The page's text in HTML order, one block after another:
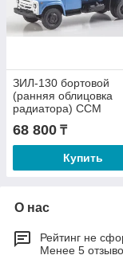
ЗИЛ-130 бортовой
(ранняя облицовка
радиатора) ССМ
68 800 ₸
Купить
О нас
Рейтинг не
Менее 5